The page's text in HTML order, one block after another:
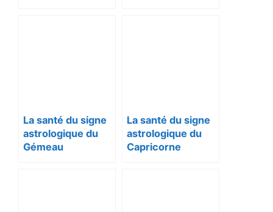
La santé du signe
astrologique du
Gémeau
La santé du signe
astrologique du
Capricorne